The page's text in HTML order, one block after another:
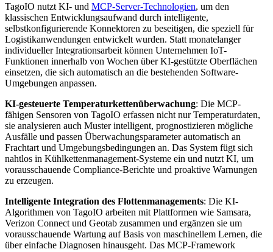
TagoIO nutzt KI- und MCP-Server-Technologien, um den
klassischen Entwicklungsaufwand durch intelligente,
selbstkonfigurierende Konnektoren zu beseitigen, die speziell für
Logistikanwendungen entwickelt wurden. Statt monatelanger
individueller Integrationsarbeit können Unternehmen IoT-
Funktionen innerhalb von Wochen über KI-gestützte Oberflächen
einsetzen, die sich automatisch an die bestehenden Software-
Umgebungen anpassen.
KI-gesteuerte Temperaturkettenüberwachung: Die MCP-
fähigen Sensoren von TagoIO erfassen nicht nur Temperaturdaten,
sie analysieren auch Muster intelligent, prognostizieren mögliche
Ausfälle und passen Überwachungsparameter automatisch an
Frachtart und Umgebungsbedingungen an. Das System fügt sich
nahtlos in Kühlkettenmanagement-Systeme ein und nutzt KI, um
vorausschauende Compliance-Berichte und proaktive Warnungen
zu erzeugen.
Intelligente Integration des Flottenmanagements: Die KI-
Algorithmen von TagoIO arbeiten mit Plattformen wie Samsara,
Verizon Connect und Geotab zusammen und ergänzen sie um
vorausschauende Wartung auf Basis von maschinellem Lernen, die
über einfache Diagnosen hinausgeht. Das MCP-Framework